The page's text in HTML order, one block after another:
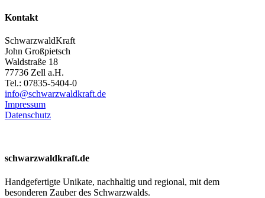
Kontakt
SchwarzwaldKraft
John Großpietsch
Waldstraße 18
77736 Zell a.H.
Tel.: 07835-5404-0
info@schwarzwaldkraft.de
Impressum
Datenschutz
schwarzwaldkraft.de
Handgefertigte Unikate, nachhaltig und regional, mit dem
besonderen Zauber des Schwarzwalds.